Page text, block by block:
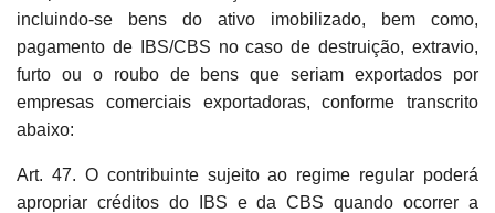
incluindo-se bens do ativo imobilizado, bem como,
pagamento de IBS/CBS no caso de destruição, extravio,
furto ou o roubo de bens que seriam exportados por
empresas comerciais exportadoras, conforme transcrito
abaixo:
Art. 47. O contribuinte sujeito ao regime regular poderá
apropriar créditos do IBS e da CBS quando ocorrer a